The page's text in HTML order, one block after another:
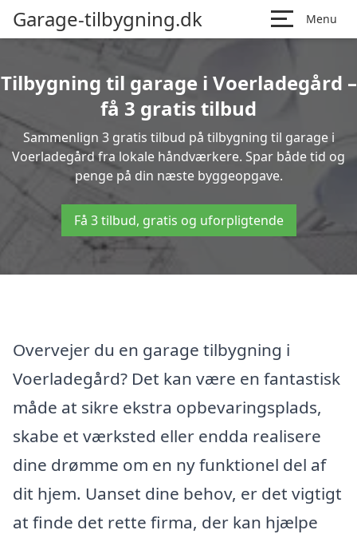
Garage-tilbygning.dk Menu
Tilbygning til garage i Voerladegård –
få 3 gratis tilbud
Sammenlign 3 gratis tilbud på tilbygning til garage i
Voerladegård fra lokale håndværkere. Spar både tid og
penge på din næste byggeopgave.
Få 3 tilbud, gratis og uforpligtende
Overvejer du en garage tilbygning i
Voerladegård? Det kan være en fantastisk
måde at sikre ekstra opbevaringsplads,
skabe et værksted eller endda realisere
dine drømme om en ny funktionel del af
dit hjem. Uanset dine behov, er det vigtigt
at finde det rette firma, der kan hjælpe